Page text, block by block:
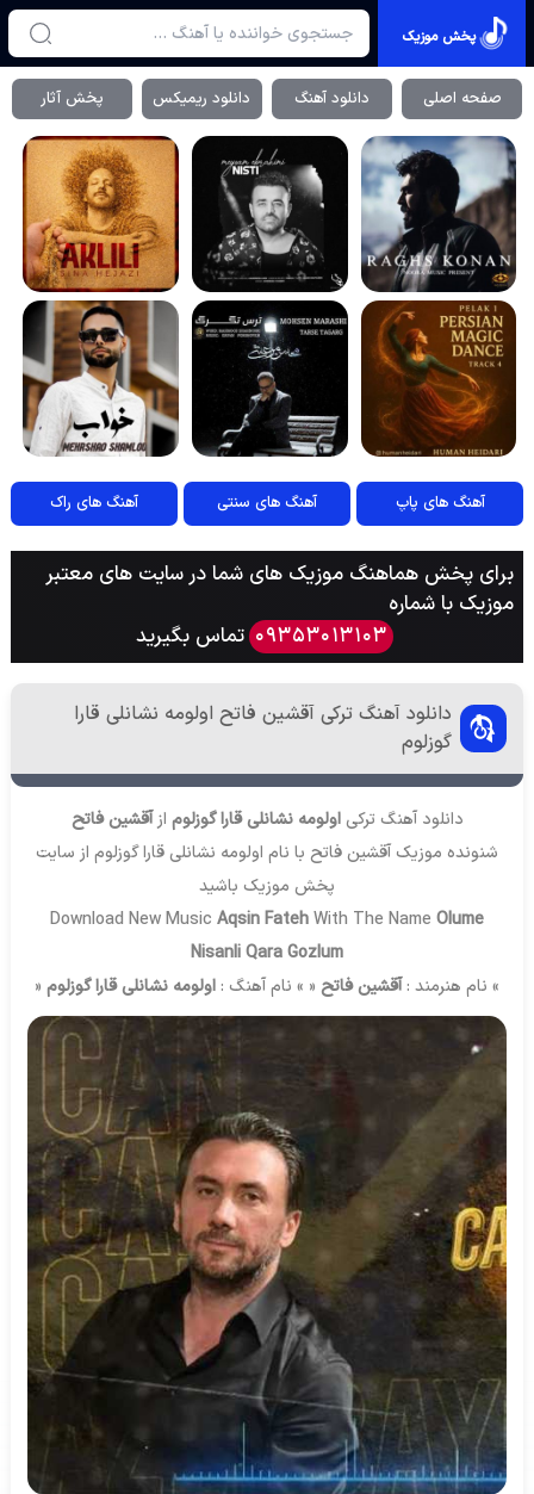
پخش موزیک
صفحه اصلی دانلود آهنگ دانلود ریمیکس پخش آثار
آهنگ های پاپ آهنگ های سنتی آهنگ های راک
برای پخش هماهنگ موزیک های شما در سایت های معتبر
موزیک با شماره
09353013103 تماس بگیرید
دانلود آهنگ ترکی آقشین فاتح اولومه نشانلی قارا
گوزلوم
دانلود آهنگ ترکی اولومه نشانلی قارا گوزلوم ازآقشین فاتح
شنونده موزیک آقشین فاتح با نام اولومه نشانلی قارا گوزلوم از سایت
پخش موزیک باشید
Download New Music Aqsin FatehWith The Name Olume
Nisanli Qara Gozlum
» نام هنرمند :آقشین فاتح « » نام آهنگ : اولومه نشانلی قارا گوزلوم «